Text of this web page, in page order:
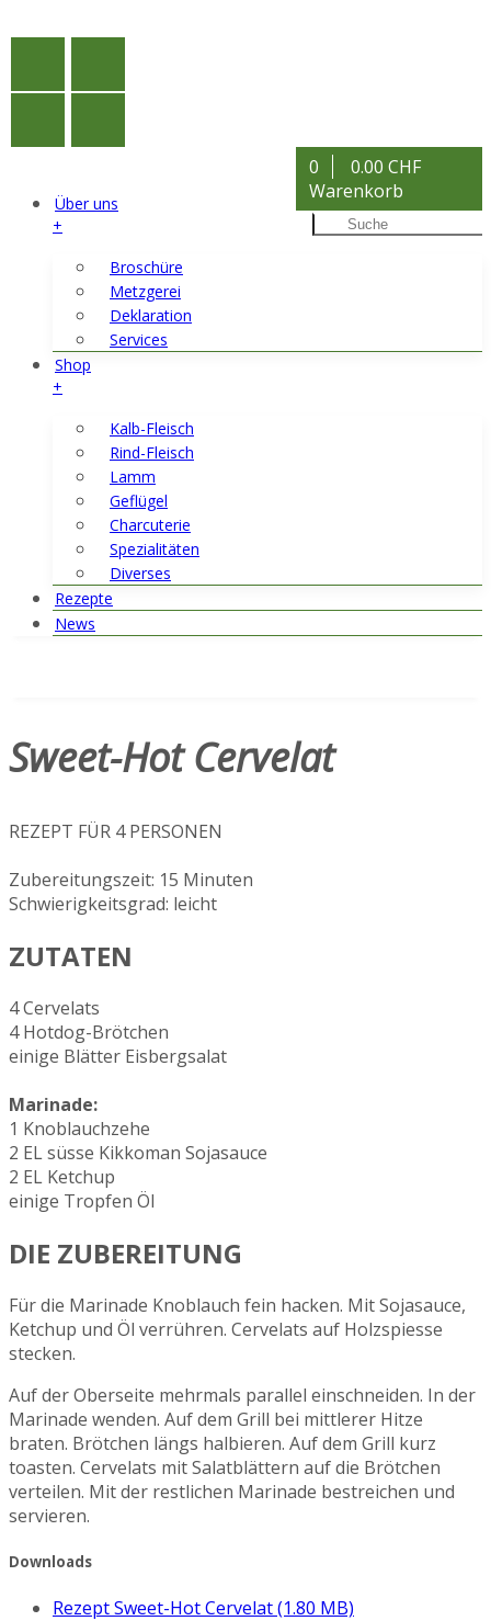
0
0.00 CHF
Warenkorb
Über uns
+
Broschüre
Metzgerei
Deklaration
Services
Shop
+
Kalb-Fleisch
Rind-Fleisch
Lamm
Geflügel
Charcuterie
Spezialitäten
Diverses
Rezepte
News
Sweet-Hot Cervelat
REZEPT FÜR 4 PERSONEN
Zubereitungszeit: 15 Minuten
Schwierigkeitsgrad: leicht
ZUTATEN
4 Cervelats
4 Hotdog-Brötchen
einige Blätter Eisbergsalat
Marinade:
1 Knoblauchzehe
2 EL süsse Kikkoman Sojasauce
2 EL Ketchup
einige Tropfen Öl
DIE ZUBEREITUNG
Für die Marinade Knoblauch fein hacken. Mit Sojasauce,
Ketchup und Öl verrühren. Cervelats auf Holzspiesse
stecken.
Auf der Oberseite mehrmals parallel einschneiden. In der
Marinade wenden. Auf dem Grill bei mittlerer Hitze
braten. Brötchen längs halbieren. Auf dem Grill kurz
toasten. Cervelats mit Salatblättern auf die Brötchen
verteilen. Mit der restlichen Marinade bestreichen und
servieren.
Downloads
Rezept Sweet-Hot Cervelat(1.80 MB)